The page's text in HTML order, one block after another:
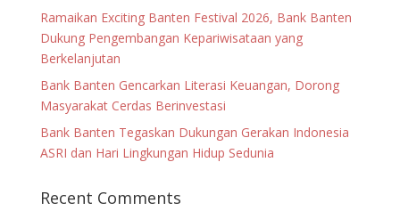
Ramaikan Exciting Banten Festival 2026, Bank Banten
Dukung Pengembangan Kepariwisataan yang
Berkelanjutan
Bank Banten Gencarkan Literasi Keuangan, Dorong
Masyarakat Cerdas Berinvestasi
Bank Banten Tegaskan Dukungan Gerakan Indonesia
ASRI dan Hari Lingkungan Hidup Sedunia
Recent Comments